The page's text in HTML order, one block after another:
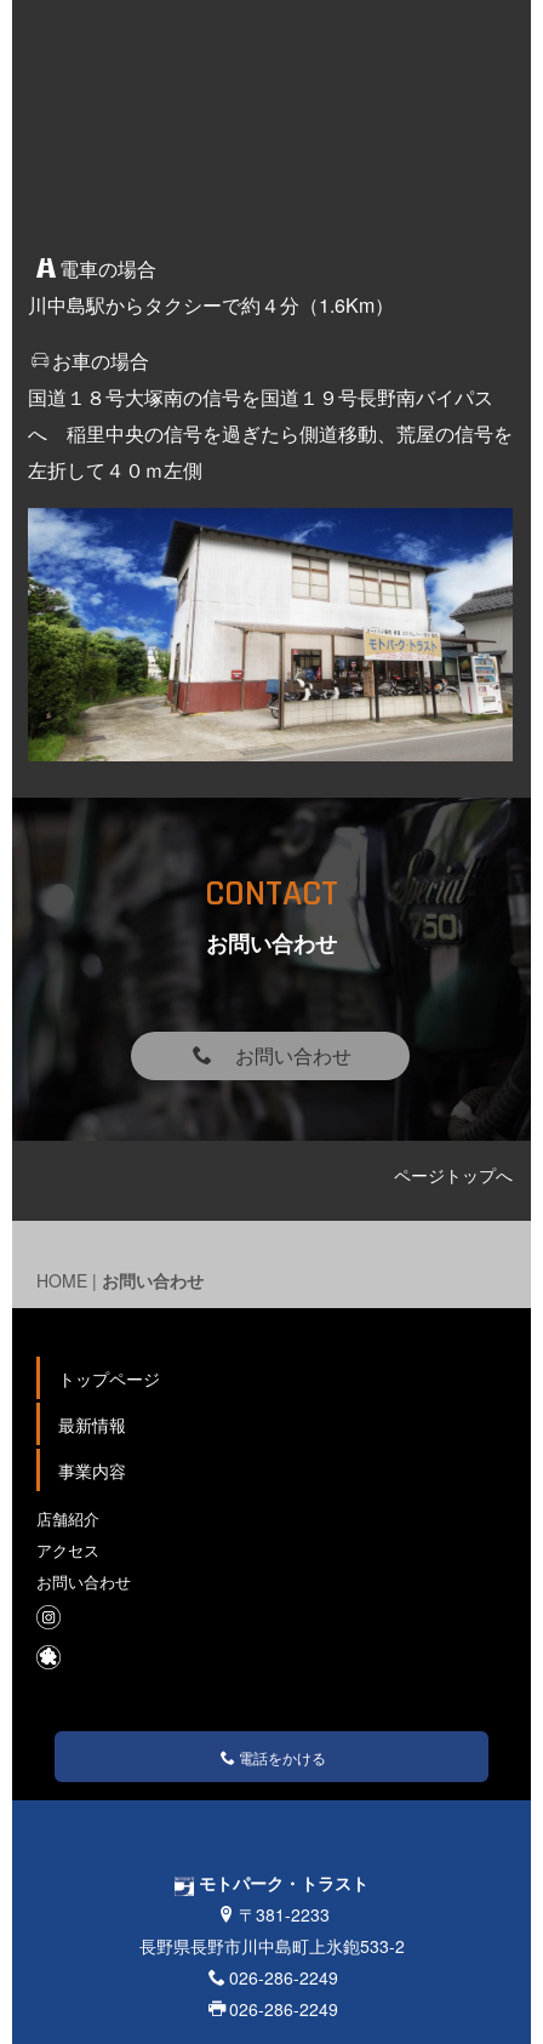
電車の場合
川中島駅からタクシーで約４分（1.6Km）
お車の場合
国道１８号大塚南の信号を国道１９号長野南バイパス
へ 稲里中央の信号を過ぎたら側道移動、荒屋の信号を
左折して４０ｍ左側
CONTACT
お問い合わせ
お問い合わせ
ページトップへ
HOME | お問い合わせ
トップページ
最新情報
事業内容
店舗紹介
アクセス
お問い合わせ
電話をかける
モトパーク・トラスト
〒381-2233
長野県長野市川中島町上氷鉋533-2
026-286-2249
026-286-2249